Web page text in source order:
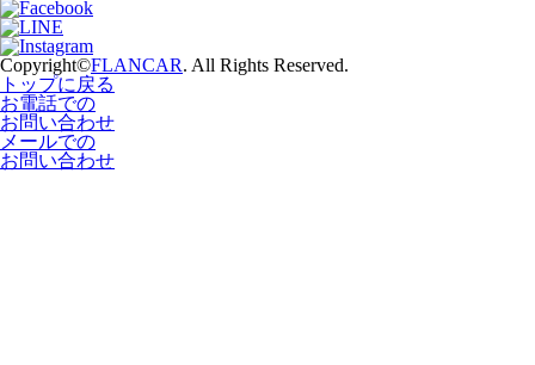
Copyright©FLANCAR. All Rights Reserved.
トップに戻る
お電話での
お問い合わせ
メールでの
お問い合わせ